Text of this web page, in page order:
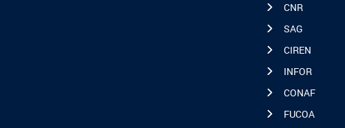
CNR
SAG
CIREN
INFOR
CONAF
FUCOA